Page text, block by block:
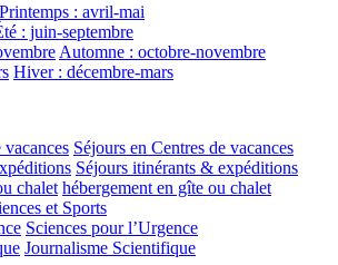
Printemps : avril-mai
: juin-septembre
Automne : octobre-novembre
Hiver : décembre-mars
vacances Séjours en Centres de vacances
Séjours itinérants & expéditions
chalet hébergement en gîte ou chalet
et Sports
Sciences pour l’Urgence
Journalisme Scientifique